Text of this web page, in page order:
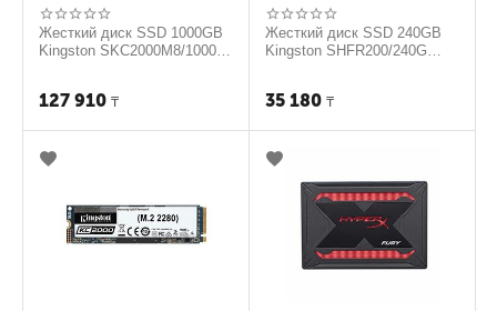
Жесткий диск SSD 1000GB
Kingston SKC2000M8/1000G
127 910 ₸
Жесткий диск SSD 240GB
Kingston SHFR200/240G
35 180 ₸